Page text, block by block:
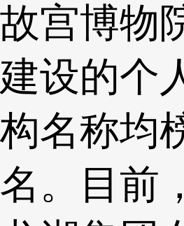
故宫博物
建设的个
构名称均
名。目前